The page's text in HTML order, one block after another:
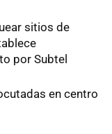
sitios de
por Subtel
en centro